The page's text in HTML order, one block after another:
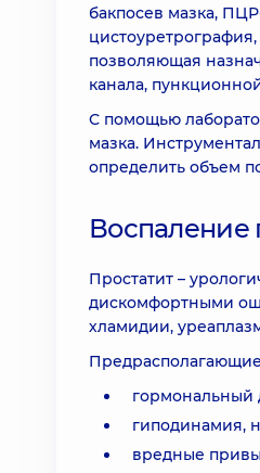
бакпосев мазка,
позволяющая
канала,
С помощью
мазка.
определить объем
Воспаление
Простатит –
дискомфортными
хламидии,
гормональный
гиподинамия,
вредные